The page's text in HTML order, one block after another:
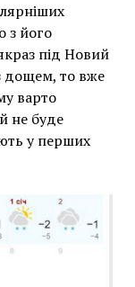
з його
під Новий
дощем, то вже
варто
не буде
у перших